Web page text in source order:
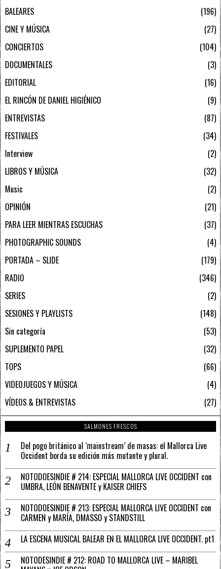
BALEARES
196
CINE Y MÚSICA
27
CONCIERTOS
104
DOCUMENTALES
3
EDITORIAL
16
EL RINCÓN DE DANIEL HIGIÉNICO
9
ENTREVISTAS
87
FESTIVALES
34
Interview
2
LIBROS Y MÚSICA
32
Music
2
OPINIÓN
21
PARA LEER MIENTRAS ESCUCHAS
37
PHOTOGRAPHIC SOUNDS
4
PORTADA – SLIDE
179
RADIO
346
SERIES
2
SESIONES Y PLAYLISTS
148
Sin categoría
53
SUPLEMENTO PAPEL
32
TOPS
66
VIDEOJUEGOS Y MÚSICA
4
VÍDEOS & ENTREVISTAS
27
SALMONES FRESCOS
Del pogo británico al ‘mainstream’ de masas: el Mallorca Live
Occident borda su edición más mutante y plural.
NOTODOESINDIE # 214: ESPECIAL MALLORCA LIVE OCCIDENT con
UMBRA, LEÓN BENAVENTE y KAISER CHIEFS
NOTODOESINDIE # 213: ESPECIAL MALLORCA LIVE OCCIDENT con
CARMEN y MARÍA, DMASSO y STANDSTILL
LA ESCENA MUSICAL BALEAR EN EL MALLORCA LIVE OCCIDENT. pt1
NOTODESINDIE # 212: ROAD TO MALLORCA LIVE – MARIBEL